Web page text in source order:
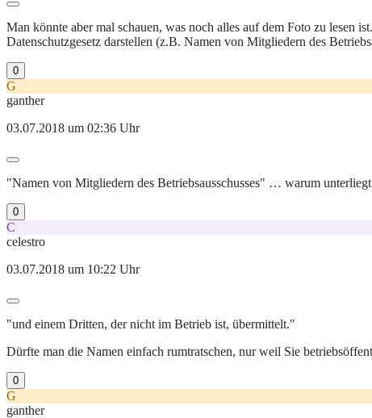
Man könnte aber mal schauen, was noch alles auf dem Foto zu lesen
Datenschutzgesetz darstellen (z.B. Namen von Mitgliedern des
0
G
ganther
03.07.2018 um 02:36 Uhr
"Namen von Mitgliedern des Betriebsausschusses" … warum
0
C
celestro
03.07.2018 um 10:22 Uhr
"und einem Dritten, der nicht im Betrieb ist, übermittelt."
Dürfte man die Namen einfach rumtratschen, nur weil Sie
0
G
ganther